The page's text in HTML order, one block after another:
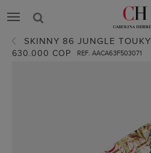
SKINNY 86 JUNGLE TOUKY
630.000 COP REF. AACA63F503071